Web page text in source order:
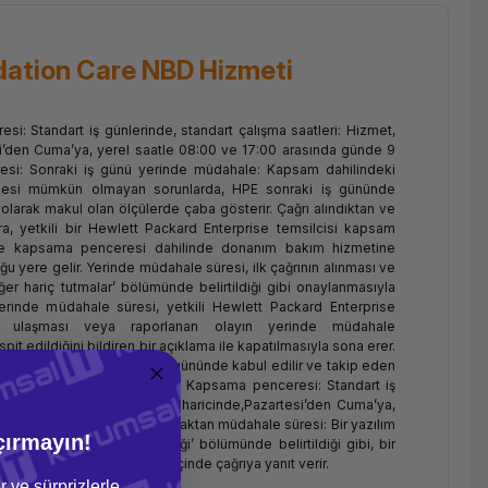
Care NBD Hizmeti
Standart iş günlerinde, standart çalışma saatleri: Hizmet,
Cuma’ya, yerel saatle 08:00 ve 17:00 arasında günde 9
Sonraki iş günü yerinde müdahale: Kapsam dahilindeki
mümkün olmayan sorunlarda, HPE sonraki iş gününde
makul olan ölçülerde çaba gösterir. Çağrı alındıktan ve
yetkili bir Hewlett Packard Enterprise temsilcisi kapsam
penceresi dahilinde donanım bakım hizmetine
yere gelir. Yerinde müdahale süresi, ilk çağrının alınması ve
hariç tutmalar’ bölümünde belirtildiği gibi onaylanmasıyla
müdahale süresi, yetkili Hewlett Packard Enterprise
ulaşması veya raporlanan olayın yerinde müdahale
edildiğini bildiren bir açıklama ile kapatılmasıyla sona erer.
çağrılar bir sonraki kapsam gününde kabul edilir ve takip eden
verilir. Yazılım desteği: Kapsama penceresi: Standart iş
Hizmet, HPE tatil günleri haricinde,Pazartesi’den Cuma’ya,
günde 9 saat sunulur. • Uzaktan müdahale süresi: Bir yazılım
bu tablonun ‘Yazılım desteği’ bölümünde belirtildiği gibi, bir
mühendisi iki saat içinde çağrıya yanıt verir.